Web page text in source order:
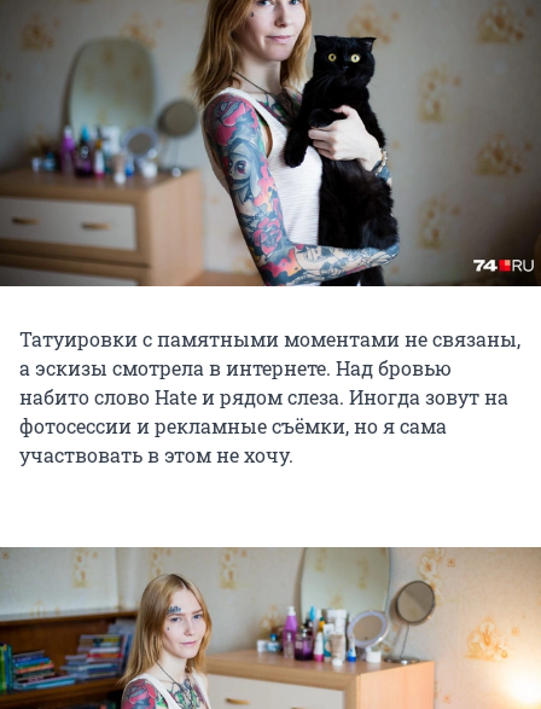
Татуировки с памятными моментами не связаны,
а эскизы смотрела в интернете. Над бровью
набито слово Hate и рядом слеза. Иногда зовут на
фотосессии и рекламные съёмки, но я сама
участвовать в этом не хочу.